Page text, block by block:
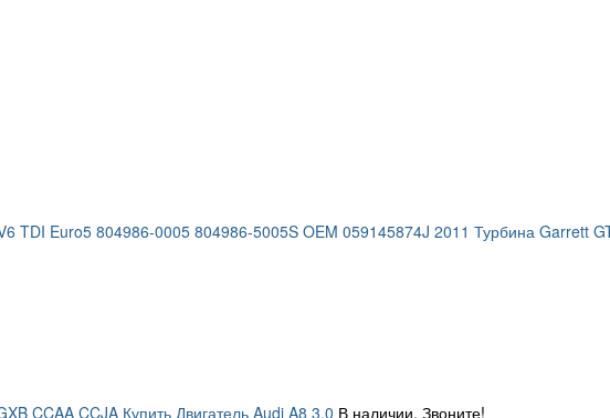
TDI Euro5 804986-0005 804986-5005S OEM 059145874J 2011 Турбина Garrett
CCAA CCJA Купить Двигатель Audi A8 3,0 В наличии. Звоните!